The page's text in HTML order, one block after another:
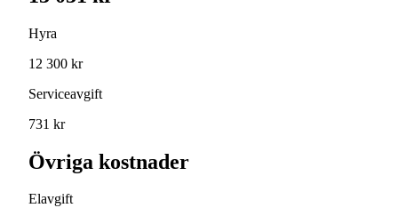
Hyra
12 300 kr
Serviceavgift
731 kr
Övriga kostnader
Elavgift